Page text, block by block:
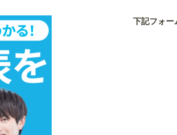
下記フォー